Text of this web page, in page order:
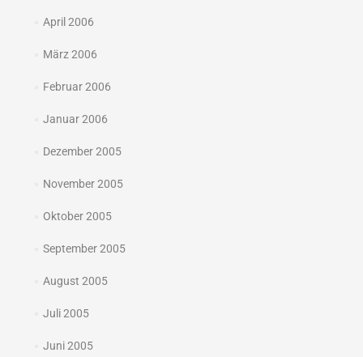
April 2006
März 2006
Februar 2006
Januar 2006
Dezember 2005
November 2005
Oktober 2005
September 2005
August 2005
Juli 2005
Juni 2005